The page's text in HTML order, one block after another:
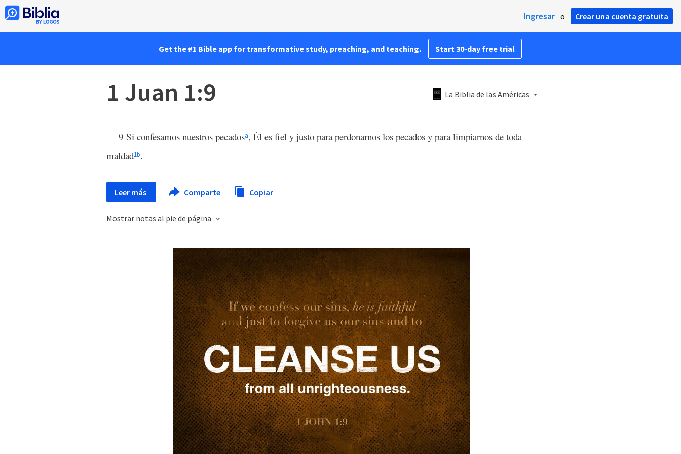
Ingresar o Crear una cuenta gratuita
Get the #1 Bible app for transformative study, preaching, and teaching. Start 30-day free trial
1 Juan 1:9 La Biblia de las Américas
9 Si confesamos nuestros pecadosa, Él es fiel y justo para perdonarnos los pecados y para limpiarnos de toda
maldad1b.
Leer más Comparte Copiar
Mostrar notas al pie de página